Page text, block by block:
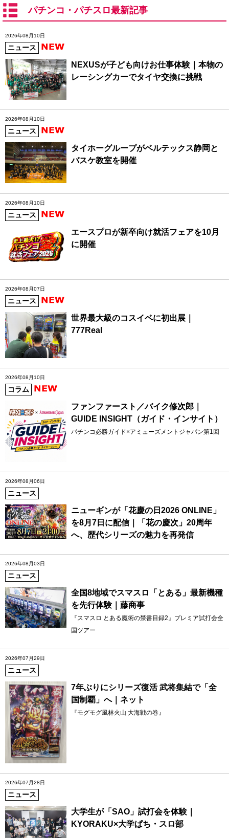
パチンコ・パチスロ最新記事
2026年08月10日
ニュース
NEXUSが子ども向けお仕事体験｜本物の
レーシングカーでタイヤ交換に挑戦
2026年08月10日
ニュース
タイホーグループがベルテックス静岡と
バスケ教室を開催
2026年08月10日
ニュース
エースプロが新卒向け就活フェアを10月
に開催
2026年08月07日
ニュース
世界最大級のコスイベに初出展｜
777Real
2026年08月10日
コラム
ファンファースト／バイク修次郎｜
GUIDE INSIGHT（ガイド・インサイト）
パチンコ必勝ガイド×アミューズメントジャパン第1回
2026年08月06日
ニュース
ニューギンが「花慶の日2026 ONLINE」
を8月7日に配信｜「花の慶次」20周年
へ、歴代シリーズの魅力を再発信
2026年08月03日
ニュース
全国8地域でスマスロ「とある」最新機種
を先行体験｜藤商事
『スマスロ とある魔術の禁書目録2』プレミア試打会全
国ツアー
2026年07月29日
ニュース
7年ぶりにシリーズ復活 武将集結で「全
国制覇」へ｜ネット
『モグモグ風林火山 大海戦の巻』
2026年07月28日
ニュース
大学生が「SAO」試打会を体験｜
KYORAKU×大学ぱち・スロ部